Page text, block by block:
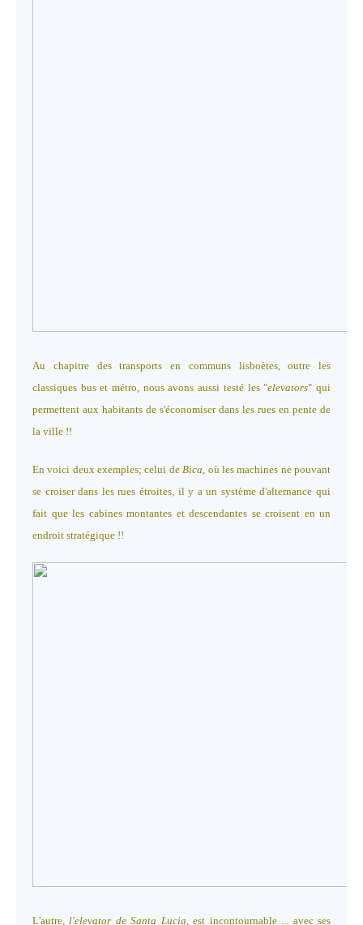
Au chapitre des transports en communs lisboètes, outre les
classiques bus et métro, nous avons aussi testé les "elevators" qui
permettent aux habitants de s'économiser dans les rues en pente de
la ville !!
En voici deux exemples; celui deBica, où les machines ne pouvant
se croiser dans les rues étroites, il y a un système d'alternance qui
fait que les cabines montantes et descendantes se croisent en un
endroit stratégique !!
L'autre,l'elevator de Santa Lucia, est incontournable ... avec ses